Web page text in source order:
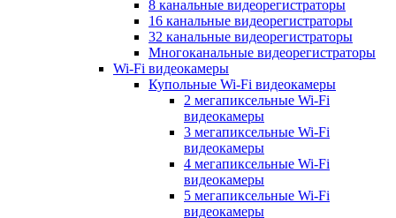
8 канальные видеорегистраторы
16 канальные видеорегистраторы
32 канальные видеорегистраторы
Многоканальные видеорегистраторы
Wi-Fi видеокамеры
Купольные Wi-Fi видеокамеры
2 мегапиксельные Wi-Fi
видеокамеры
3 мегапиксельные Wi-Fi
видеокамеры
4 мегапиксельные Wi-Fi
видеокамеры
5 мегапиксельные Wi-Fi
видеокамеры